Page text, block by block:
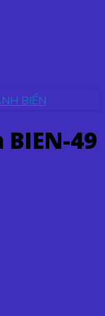
BIỂN
49